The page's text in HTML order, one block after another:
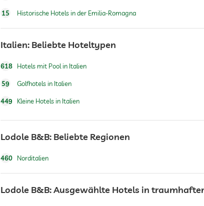
15 Historische Hotels in der Emilia-Romagna
Italien: Beliebte Hoteltypen
618 Hotels mit Pool in Italien
59 Golfhotels in Italien
449 Kleine Hotels in Italien
Lodole B&B: Beliebte Regionen
460 Norditalien
Lodole B&B: Ausgewählte Hotels in